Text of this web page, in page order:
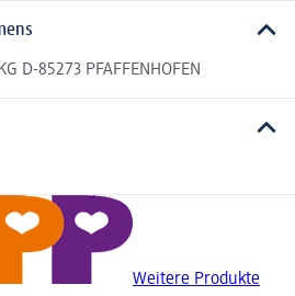
D-85273 PFAFFENHOFEN
Weitere Produkte